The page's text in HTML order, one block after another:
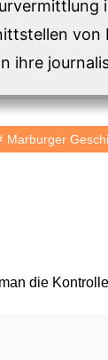
von
ihre
Marburger